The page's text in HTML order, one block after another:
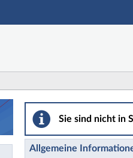
Seminar: 09-60-
Sie sind nicht in
Allgemeine